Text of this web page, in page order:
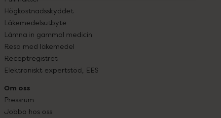
Högkostnadsskyddet
Läkemedelsutbyte
Lämna in gammal medicin
Resa med läkemedel
Receptregistret
Elektroniskt expertstöd, EES
Om oss
Pressrum
Jobba hos oss